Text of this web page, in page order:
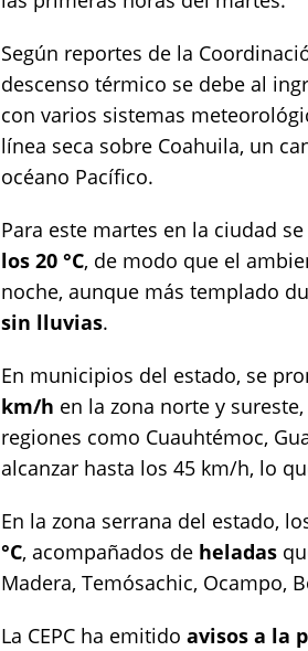
k
Según reportes de la
descenso térmico se debe al
con varios sistemas
línea seca sobre Coahuila, un
océano Pacífico.
Para este martes en la ciudad
los 20 °C, de modo que el
noche, aunque más templado
sin lluvias.
En municipios del estado, se
km/h en la zona norte y
regiones como Cuauhtémoc,
alcanzar hasta los 45 km/h, lo
En la zona serrana del estado,
°C, acompañados de heladas
Madera, Temósachic, Ocampo,
La CEPC ha emitido avisos a la